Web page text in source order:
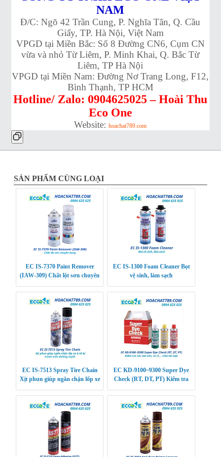
NAM
Đ/C: Ngõ 42 Trần Cung, P. Nghĩa Tân, Q. Cầu
Giấy, TP. Hà Nội, Việt Nam
VPGD tại Miền Bắc: Số 8 Đường CN6, Cụm CN
vừa và nhỏ Từ Liêm, P. Minh Khai, Q. Bắc Từ
Liêm, TP Hà Nội
VPGD tại Miền Nam: Đường Nơ Trang Long, F12,
Bình Thạnh, TP HCM
Hotline/ Zalo: 0904625025 – Hoài Thu
Eco One
Website:hoachat789.com
SẢN PHẨM CÙNG LOẠI
EC IS-7370 Paint Remover
(IAW-309) Chất lột sơn chuyên
EC IS-1300 Foam Cleaner Bọt
vệ sinh, làm sạch
EC IS-7513 Spray Tire Chain
Xịt phun giúp ngăn chặn lốp xe
EC KD-9100~9300 Super Dye
Check (RT, DT, PT) Kiểm tra